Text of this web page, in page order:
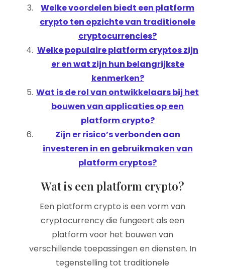
Welke voordelen biedt een platform
crypto ten opzichte van traditionele
cryptocurrencies?
Welke populaire platform cryptos zijn
er en wat zijn hun belangrijkste
kenmerken?
Wat is de rol van ontwikkelaars bij het
bouwen van applicaties op een
platform crypto?
Zijn er risico’s verbonden aan
investeren in en gebruikmaken van
platform cryptos?
Wat is een platform crypto?
Een platform crypto is een vorm van
cryptocurrency die fungeert als een
platform voor het bouwen van
verschillende toepassingen en diensten. In
tegenstelling tot traditionele